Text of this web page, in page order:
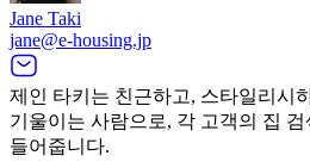
Jane Taki
jane@e-housing.jp
제인 타키는 친근하고, 스타일리시
기울이는 사람으로, 각 고객의 집
들어줍니다.